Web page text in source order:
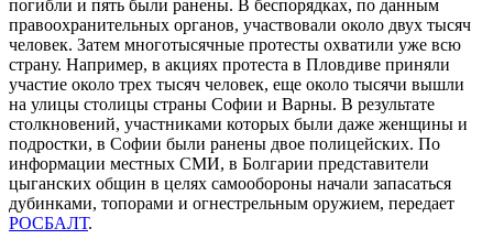
погибли и пять были ранены. В беспорядках, по данным
правоохранительных органов, участвовали около двух тысяч
человек. Затем многотысячные протесты охватили уже всю
страну. Например, в акциях протеста в Пловдиве приняли
участие около трех тысяч человек, еще около тысячи вышли
на улицы столицы страны Софии и Варны. В результате
столкновений, участниками которых были даже женщины и
подростки, в Софии были ранены двое полицейских. По
информации местных СМИ, в Болгарии представители
цыганских общин в целях самообороны начали запасаться
дубинками, топорами и огнестрельным оружием, передает
РОСБАЛТ.